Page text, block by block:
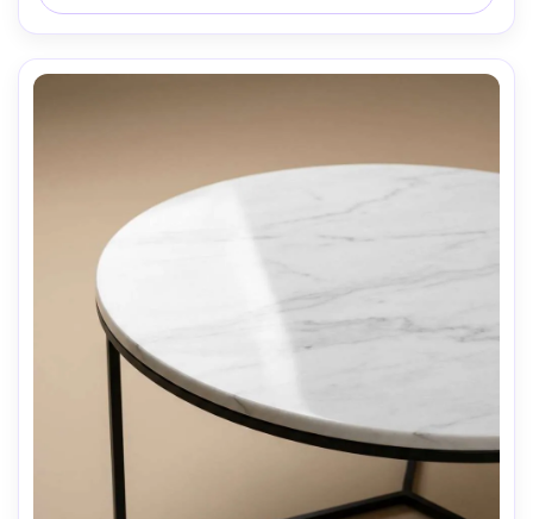
Crea imágenes IA
ilimitadas. 100 %